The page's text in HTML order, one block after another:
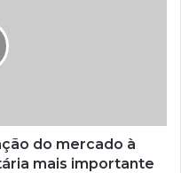
do mercado à
mais importante